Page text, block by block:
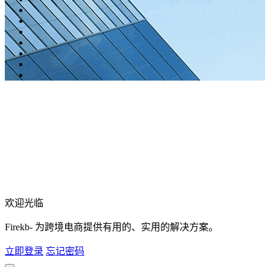
欢迎光临
Firekb- 为跨境电商提供有用的、实用的解决方案。
立即登录 忘记密码